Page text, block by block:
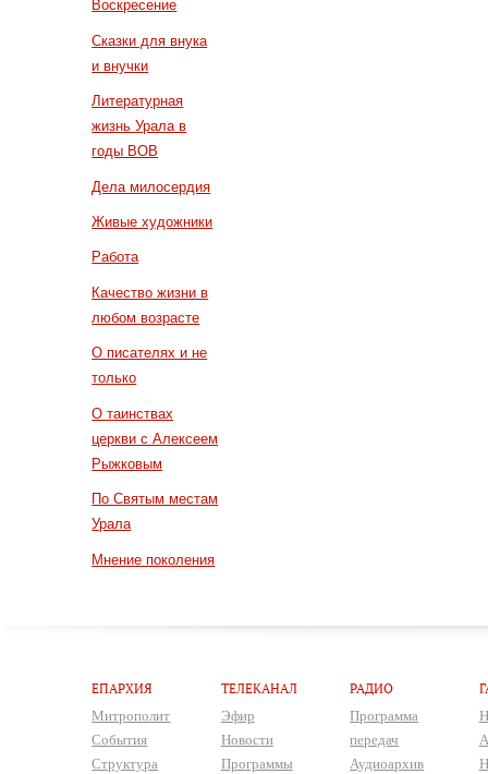
Воскресение
Сказки для внука
и внучки
Литературная
жизнь Урала в
годы ВОВ
Дела милосердия
Живые художники
Работа
Качество жизни в
любом возрасте
О писателях и не
только
О таинствах
церкви с Алексеем
Рыжковым
По Святым местам
Урала
Мнение поколения
ЕПАРХИЯ
Митрополит
События
Структура
ТЕЛЕКАНАЛ
Эфир
Новости
Программы
РАДИО
Программа
передач
Аудиоархив